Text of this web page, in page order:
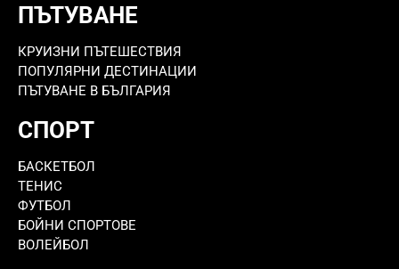
ПЪТУВАНЕ
КРУИЗНИ ПЪТЕШЕСТВИЯ
ПОПУЛЯРНИ ДЕСТИНАЦИИ
ПЪТУВАНЕ В БЪЛГАРИЯ
СПОРТ
БАСКЕТБОЛ
ТЕНИС
ФУТБОЛ
БОЙНИ СПОРТОВЕ
ВОЛЕЙБОЛ